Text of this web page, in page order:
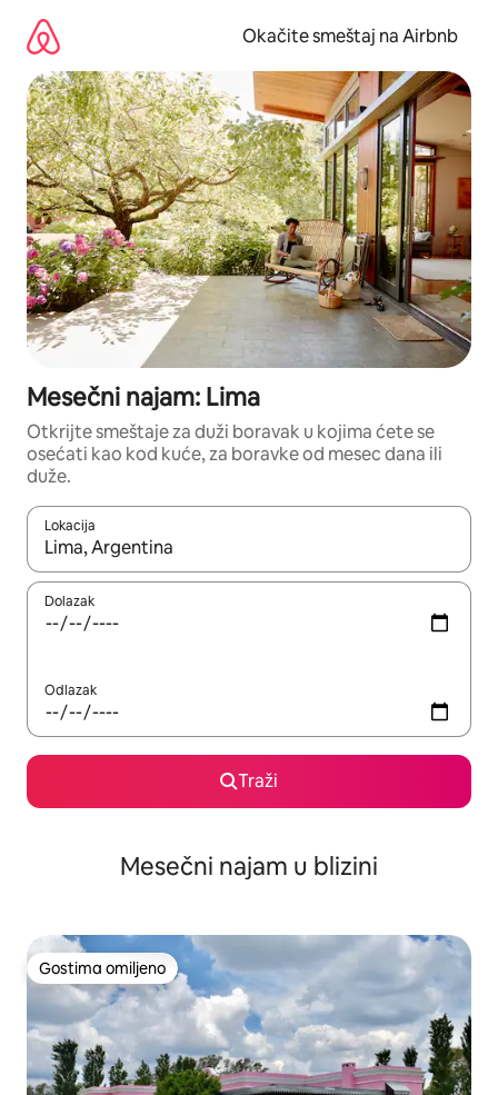
sadržaj
Okačite smeštaj na Airbnb
Mesečni najam: Lima
Otkrijte smeštaje za duži boravak u kojima ćete se
osećati kao kod kuće, za boravke od mesec dana ili
duže.
Lokacija
Kad su rezultati dostupni, možete da se krećete kroz njih
Dolazak
Odlazak
Traži
Mesečni najam u blizini
Gostima omiljeno
Gostima omiljeno